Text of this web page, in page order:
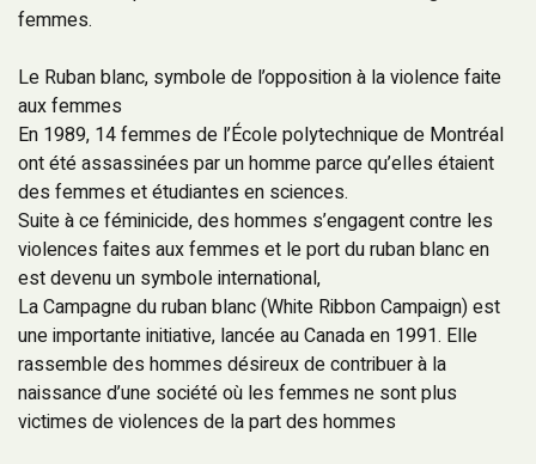
femmes.
Le Ruban blanc, symbole de l’opposition à la violence faite
aux femmes
En 1989, 14 femmes de l’École polytechnique de Montréal
ont été assassinées par un homme parce qu’elles étaient
des femmes et étudiantes en sciences.
Suite à ce féminicide, des hommes s’engagent contre les
violences faites aux femmes et le port du ruban blanc en
est devenu un symbole international,
La Campagne du ruban blanc (White Ribbon Campaign) est
une importante initiative, lancée au Canada en 1991. Elle
rassemble des hommes désireux de contribuer à la
naissance d’une société où les femmes ne sont plus
victimes de violences de la part des hommes